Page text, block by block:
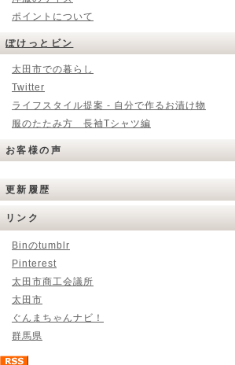
ポイントについて
ぽけっとビン
太田市での暮らし
Twitter
ライフスタイル提案 - 自分で作るお漬け物
服のたたみ方 長袖Tシャツ編
お客様の声
更新履歴
リンク
Binのtumblr
Pinterest
太田市商工会議所
太田市
ぐんまちゃんナビ！
群馬県